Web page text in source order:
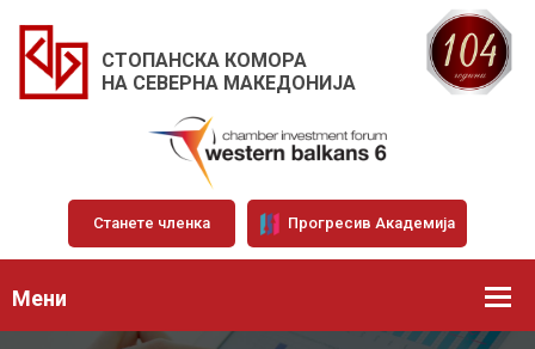
СТОПАНСКА КОМОРА
НА СЕВЕРНА МАКЕДОНИЈА
Станете членка Прогресив Академија
Мени